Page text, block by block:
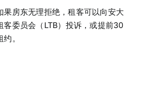
果房东无理拒绝，租客可以向安大
客委员会（LTB）投诉，或提前30
。